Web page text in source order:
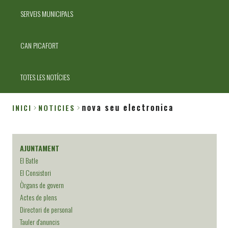
SERVEIS MUNICIPALS
CAN PICAFORT
TOTES LES NOTÍCIES
d'Ariadna
INICI NOTICIES nova seu electronica
AJUNTAMENT
El Batle
El Consistori
Òrgans de govern
Actes de plens
Directori de personal
Tauler d'anuncis